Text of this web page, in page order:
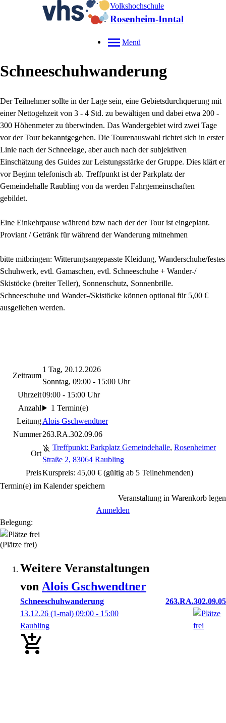
Volkshochschule
Rosenheim-Inntal
Menü
Schneeschuhwanderung
Der Teilnehmer sollte in der Lage sein, eine Gebietsdurchquerung mit
einer Nettogehzeit von 3 - 4 Std. zu bewältigen und dabei etwa 200 -
300 Höhenmeter zu überwinden. Das Wandergebiet wird zwei Tage
vor der Tour bekanntgegeben. Die Tourenauswahl richtet sich in erster
Linie nach der Schneelage, aber auch nach der subjektiven
Einschätzung des Guides zur Leistungsstärke der Gruppe. Dies klärt er
vor Beginn telefonisch ab. Treffpunkt ist der Parkplatz der
Gemeindehalle Raubling von da werden Fahrgemeinschaften
gebildet.
Eine Einkehrpause während bzw nach der der Tour ist eingeplant.
Proviant / Getränk für während der Wanderung mitnehmen
bitte mitbringen: Witterungsangepasste Kleidung, Wanderschuhe/festes
Schuhwerk, evtl. Gamaschen, evtl. Schneeschuhe + Wander-/
Skistöcke (breiter Teller), Sonnenschutz, Sonnenbrille.
Schneeschuhe und Wander-/Skistöcke können optional für 5,00 €
ausgeliehen werden.
Zeitraum
1 Tag, 20.12.2026
Sonntag, 09:00 - 15:00 Uhr
Uhrzeit09:00 - 15:00 Uhr
Anzahl
1 Termin(e)
LeitungAlois Gschwendtner
Nummer263.RA.302.09.06
Ort
Treffpunkt: Parkplatz Gemeindehalle, Rosenheimer
Straße 2, 83064 Raubling
PreisKurspreis: 45,00 € (gültig ab 5 Teilnehmenden)
Termin(e) im Kalender speichern
Veranstaltung in Warenkorb legen
Anmelden
Belegung:
(Plätze frei)
Weitere Veranstaltungen
von Alois Gschwendtner
Schneeschuhwanderung
263.RA.302.09.05
13.12.26 (1-mal) 09:00 - 15:00
Raubling